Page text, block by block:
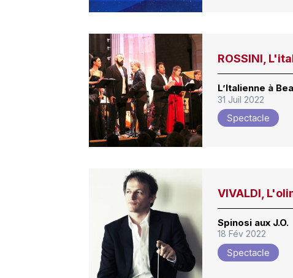
ROSSINI,
L’Italienne à
31 Juil 2022
Spectacle
VIVALDI,
Spinosi aux J.O.
18 Fév 2022
Spectacle